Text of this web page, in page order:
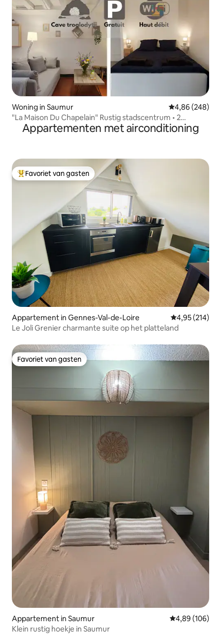
Woning in Saumur Gemiddelde
4,86 (248)
"La Maison Du Chapelain" Rustig stadscentrum • 2
binnenplaatsen
Appartementen met airconditioning
Topfavoriet van gasten
Favoriet van gasten
Appartement in Gennes-Val-de-Loire Gemiddelde
4,95 (214)
Le Joli Grenier charmante suite op het platteland
Favoriet van gasten
Favoriet van gasten
Appartement in Saumur Gemiddelde
4,89 (106)
Klein rustig hoekje in Saumur